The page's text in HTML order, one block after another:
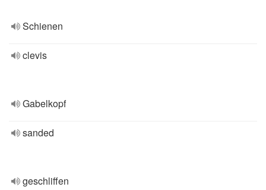
Schienen
clevis
Gabelkopf
sanded
geschliffen